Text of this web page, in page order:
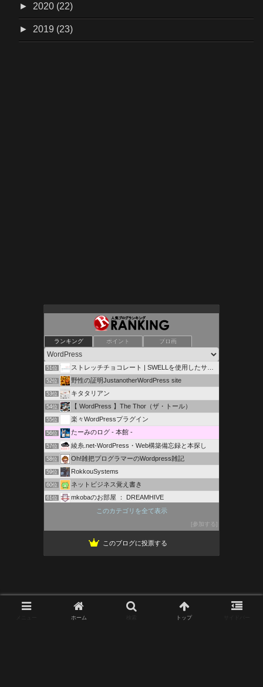
► 2020 (22)
► 2019 (23)
ランキング ポイント ブロ画
49位 ヒロクリエイト
50位 キヨヒコのアフィリエイト講座
51位 ストレッチチョコレート | SWELLを使用したサイト構築
52位 野性の証明JustanotherWordPress site
53位 キタタリアン
54位 【 WordPress 】The Thor（ザ・トール）
55位 楽々WordPressプラグイン
56位 たーみのログ - 本館 -
57位 綾糸.net-WordPress・Web構築備忘録と本探し
58位 Oh!雑把プログラマーのWordpress雑記
59位 RokkouSystems
60位 ネットビジネス覚え書き
61位 mkobaのお部屋 ： DREAMHIVE
ガリガリコードこのカテゴリを全て表示
参加する
このブログに投票する
ホーム トップ